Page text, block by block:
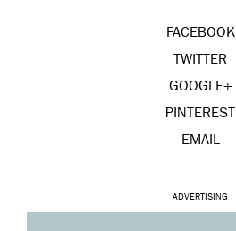
FACEBOOK
TWITTER
GOOGLE+
PINTEREST
EMAIL
ADVERTISING